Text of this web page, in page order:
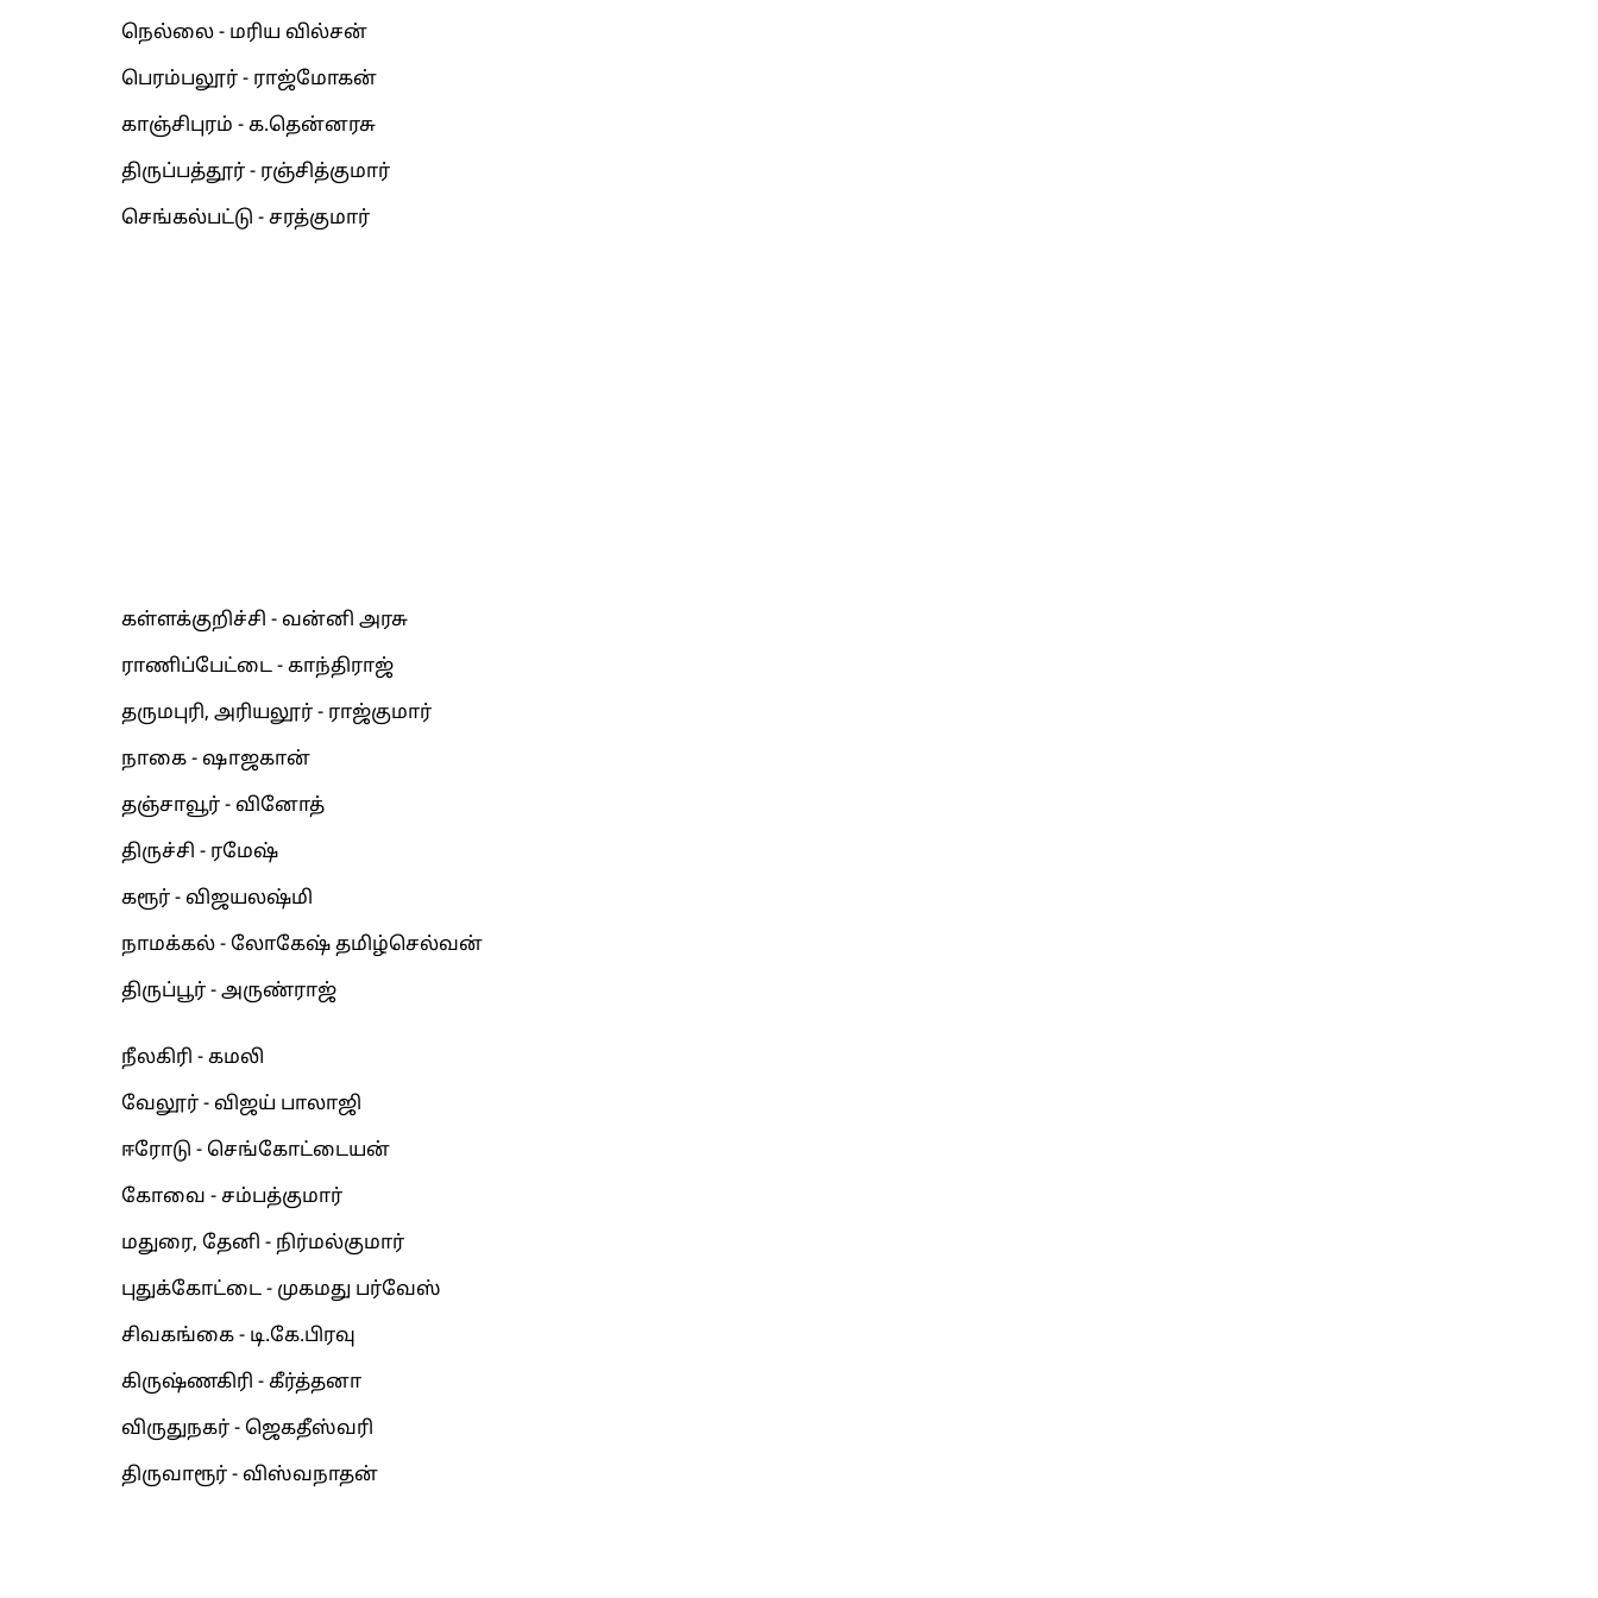
நெல்லை - மரிய வில்சன்
பெரம்பலூர் - ராஜ்மோகன்
காஞ்சிபுரம் - க.தென்னரசு
திருப்பத்தூர் - ரஞ்சித்குமார்
செங்கல்பட்டு - சரத்குமார்
கள்ளக்குறிச்சி - வன்னி அரசு
ராணிப்பேட்டை - காந்திராஜ்
தருமபுரி, அரியலூர் - ராஜ்குமார்
நாகை - ஷாஜகான்
தஞ்சாவூர் - வினோத்
திருச்சி - ரமேஷ்
கரூர் - விஜயலஷ்மி
நாமக்கல் - லோகேஷ் தமிழ்செல்வன்
திருப்பூர் - அருண்ராஜ்
நீலகிரி - கமலி
வேலூர் - விஜய் பாலாஜி
ஈரோடு - செங்கோட்டையன்
கோவை - சம்பத்குமார்
மதுரை, தேனி - நிர்மல்குமார்
புதுக்கோட்டை - முகமது பர்வேஸ்
சிவகங்கை - டி.கே.பிரவு
கிருஷ்ணகிரி - கீர்த்தனா
விருதுநகர் - ஜெகதீஸ்வரி
திருவாரூர் - விஸ்வநாதன்